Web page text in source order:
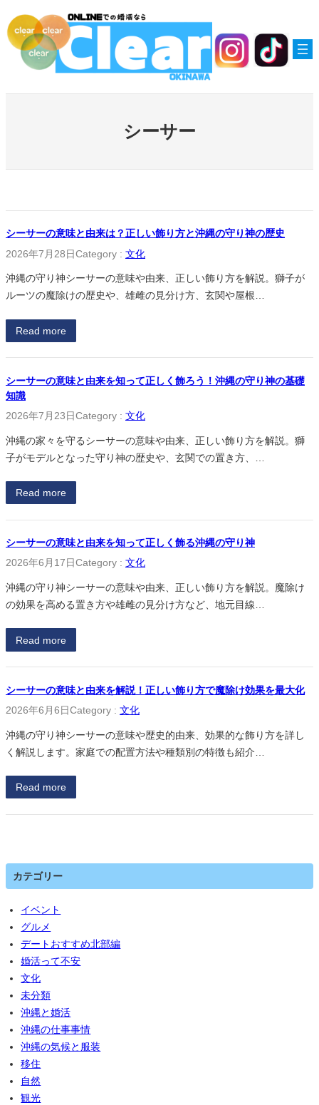
容
を
シーサー
シーサーの意味と由来は？正しい飾り方と沖縄の守り神の歴史
2026年7月28日Category : 文化
沖縄の守り神シーサーの意味や由来、正しい飾り方を解説。獅子が
ルーツの魔除けの歴史や、雄雌の見分け方、玄関や屋根…
Read more
シーサーの意味と由来を知って正しく飾ろう！沖縄の守り神の基礎
知識
2026年7月23日Category : 文化
沖縄の家々を守るシーサーの意味や由来、正しい飾り方を解説。獅
子がモデルとなった守り神の歴史や、玄関での置き方、…
Read more
シーサーの意味と由来を知って正しく飾る沖縄の守り神
2026年6月17日Category : 文化
沖縄の守り神シーサーの意味や由来、正しい飾り方を解説。魔除け
の効果を高める置き方や雄雌の見分け方など、地元目線…
Read more
シーサーの意味と由来を解説！正しい飾り方で魔除け効果を最大化
2026年6月6日Category : 文化
沖縄の守り神シーサーの意味や歴史的由来、効果的な飾り方を詳し
く解説します。家庭での配置方法や種類別の特徴も紹介…
Read more
カテゴリー
イベント
グルメ
デートおすすめ北部編
婚活って不安
文化
未分類
沖縄と婚活
沖縄の仕事事情
沖縄の気候と服装
移住
自然
観光